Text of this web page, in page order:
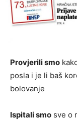
Provjerili smo
posla i je li baš
bolovanje
Ispitali smo sve o